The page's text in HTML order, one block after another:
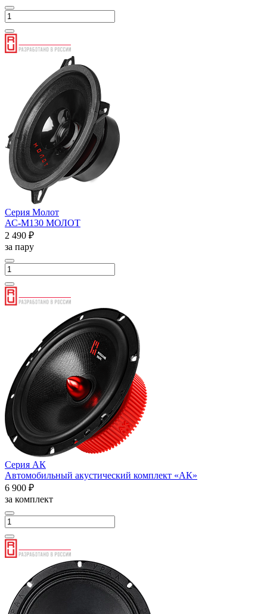
Серия Молот
АС-М130 МОЛОТ
2 490 ₽
за пару
Серия АК
Автомобильный акустический комплект «АК»
6 900 ₽
за комплект